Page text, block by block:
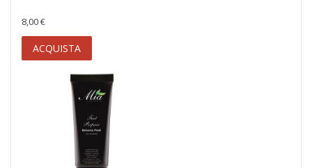
8,00 €
ACQUISTA